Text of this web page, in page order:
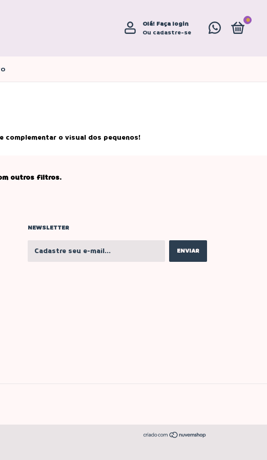
Olá! Faça login
Ou cadastre-se
0
complementar o visual dos pequenos!
outros filtros.
NEWSLETTER